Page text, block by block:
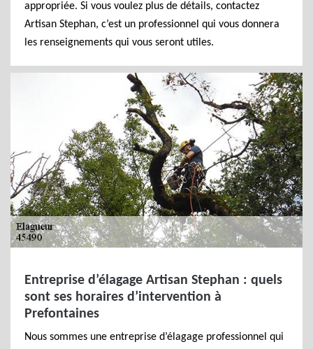
appropriée. Si vous voulez plus de détails, contactez
Artisan Stephan, c’est un professionnel qui vous donnera
les renseignements qui vous seront utiles.
Entreprise d’élagage Artisan Stephan : quels
sont ses horaires d’intervention à
Prefontaines
Nous sommes une entreprise d’élagage professionnel qui